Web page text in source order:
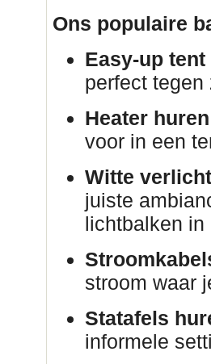
Ons populaire
Easy-up
perfect tegen
Heater
voor in een
Witte
juiste
lichtbalken
stroom waar
Statafels
informele